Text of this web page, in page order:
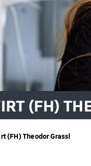
(FH)
(FH) Theodor Grassl